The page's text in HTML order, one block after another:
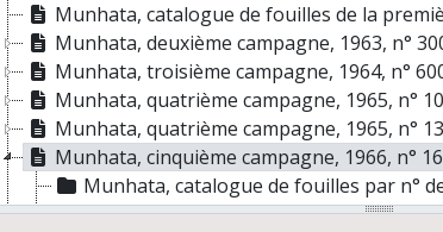
Munhata, catalogue de fouilles de la
Munhata, deuxième campagne, 1963, n°
Munhata, troisième campagne, 1964, n°
Munhata, quatrième campagne, 1965, n°
Munhata, quatrième campagne, 1965, n°
Munhata, cinquième campagne, 1966, n°
Munhata, catalogue de fouilles par n° de fouilles,
Munhata, catalogue de fouilles par n° de fouilles,